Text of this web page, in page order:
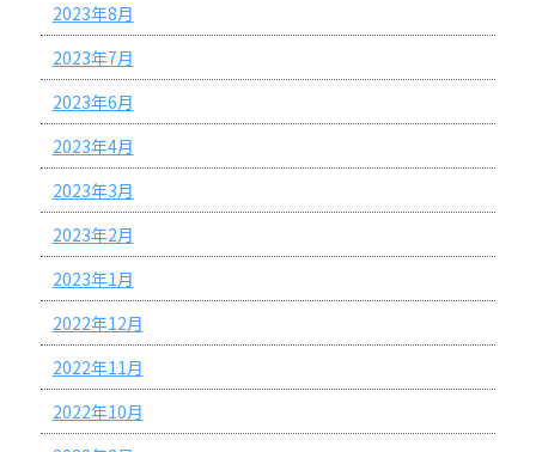
2023年8月
2023年7月
2023年6月
2023年4月
2023年3月
2023年2月
2023年1月
2022年12月
2022年11月
2022年10月